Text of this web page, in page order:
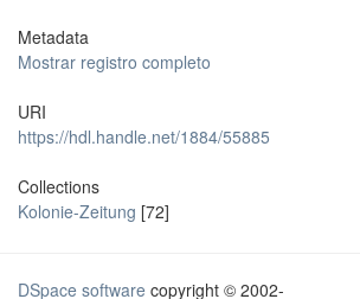
Metadata
Mostrar registro completo
URI
https://hdl.handle.net/1884/55885
Collections
Kolonie-Zeitung [72]
DSpace software copyright © 2002-